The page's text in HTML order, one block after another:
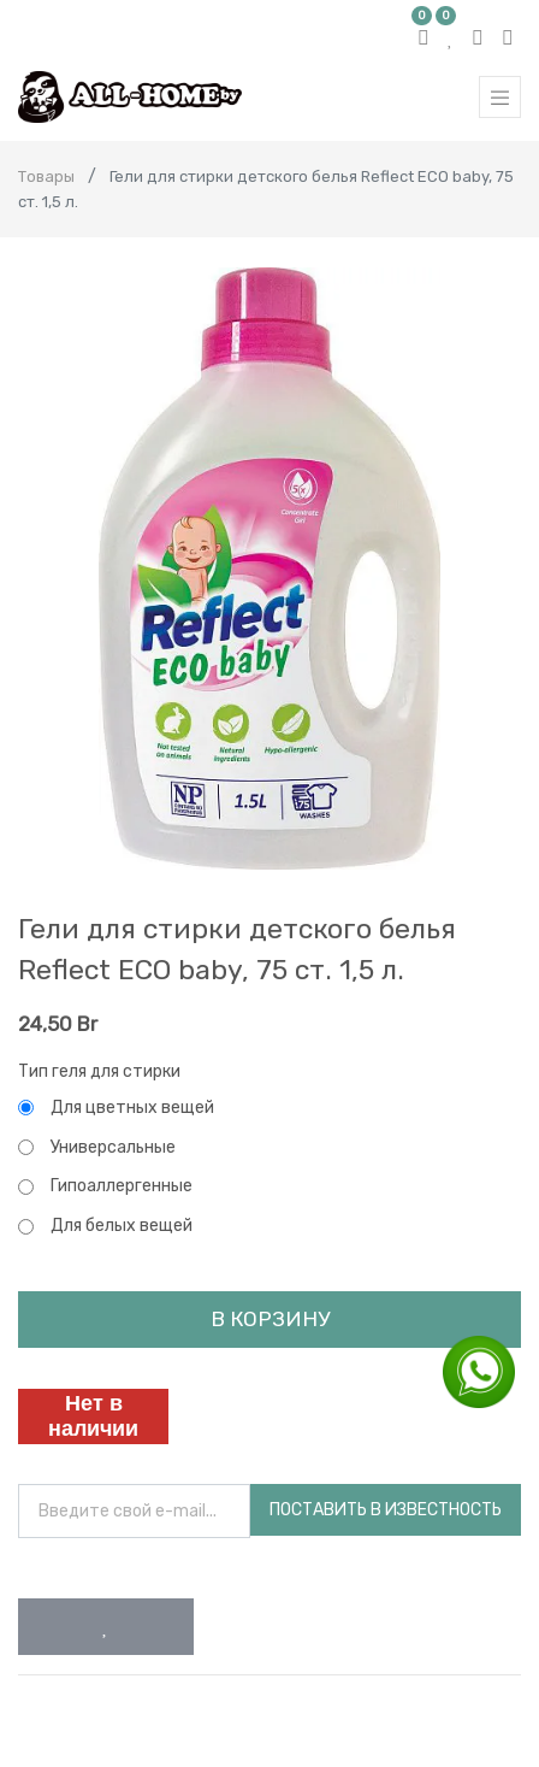
0 0
Товары
Гели для стирки детского белья Reflect ECO baby, 75
ст. 1,5 л.
Гели для стирки детского белья
Reflect ECO baby, 75 ст. 1,5 л.
24,50 Br
Тип геля для стирки
Для цветных вещей
Универсальные
Гипоаллергенные
Для белых вещей
В КОРЗИНУ
Нет в
наличии
ПОСТАВИТЬ В ИЗВЕСТНОСТЬ